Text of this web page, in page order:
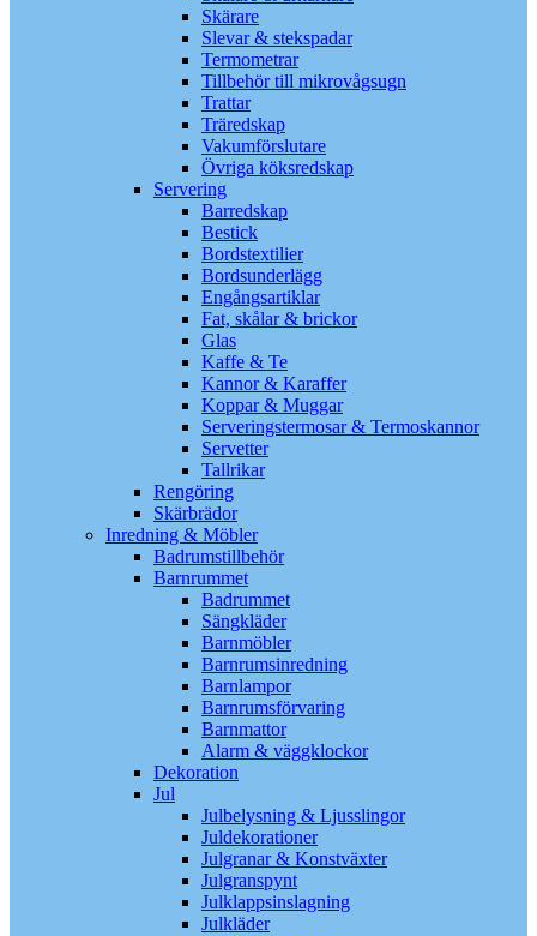
Skärare
Slevar & stekspadar
Termometrar
Tillbehör till mikrovågsugn
Trattar
Träredskap
Vakumförslutare
Övriga köksredskap
Servering
Barredskap
Bestick
Bordstextilier
Bordsunderlägg
Engångsartiklar
Fat, skålar & brickor
Glas
Kaffe & Te
Kannor & Karaffer
Koppar & Muggar
Serveringstermosar & Termoskannor
Servetter
Tallrikar
Rengöring
Skärbrädor
Inredning & Möbler
Badrumstillbehör
Barnrummet
Badrummet
Sängkläder
Barnmöbler
Barnrumsinredning
Barnlampor
Barnrumsförvaring
Barnmattor
Alarm & väggklockor
Dekoration
Jul
Julbelysning & Ljusslingor
Juldekorationer
Julgranar & Konstväxter
Julgranspynt
Julklappsinslagning
Julkläder